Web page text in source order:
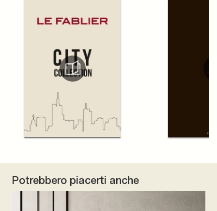
Potrebbero piacerti anche